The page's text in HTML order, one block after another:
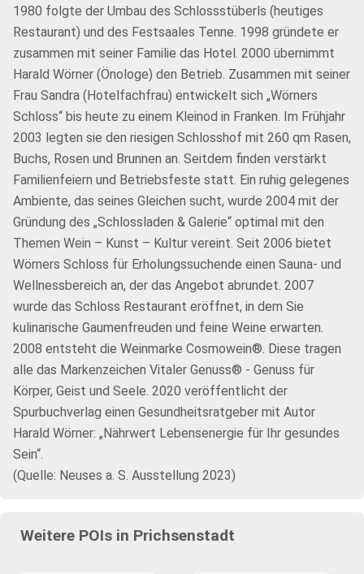
1980 folgte der Umbau des Schlossstüberls (heutiges
Restaurant) und des Festsaales Tenne. 1998 gründete er
zusammen mit seiner Familie das Hotel. 2000 übernimmt
Harald Wörner (Önologe) den Betrieb. Zusammen mit seiner
Frau Sandra (Hotelfachfrau) entwickelt sich „Wörners
Schloss“ bis heute zu einem Kleinod in Franken. Im Frühjahr
2003 legten sie den riesigen Schlosshof mit 260 qm Rasen,
Buchs, Rosen und Brunnen an. Seitdem finden verstärkt
Familienfeiern und Betriebsfeste statt. Ein ruhig gelegenes
Ambiente, das seines Gleichen sucht, wurde 2004 mit der
Gründung des „Schlossladen & Galerie“ optimal mit den
Themen Wein – Kunst – Kultur vereint. Seit 2006 bietet
Wörners Schloss für Erholungssuchende einen Sauna- und
Wellnessbereich an, der das Angebot abrundet. 2007
wurde das Schloss Restaurant eröffnet, in dem Sie
kulinarische Gaumenfreuden und feine Weine erwarten.
2008 entsteht die Weinmarke Cosmowein®. Diese tragen
alle das Markenzeichen Vitaler Genuss® - Genuss für
Körper, Geist und Seele. 2020 veröffentlicht der
Spurbuchverlag einen Gesundheitsratgeber mit Autor
Harald Wörner: „Nährwert Lebensenergie für Ihr gesundes
Sein“.
(Quelle: Neuses a. S. Ausstellung 2023)
Weitere POIs in Prichsenstadt